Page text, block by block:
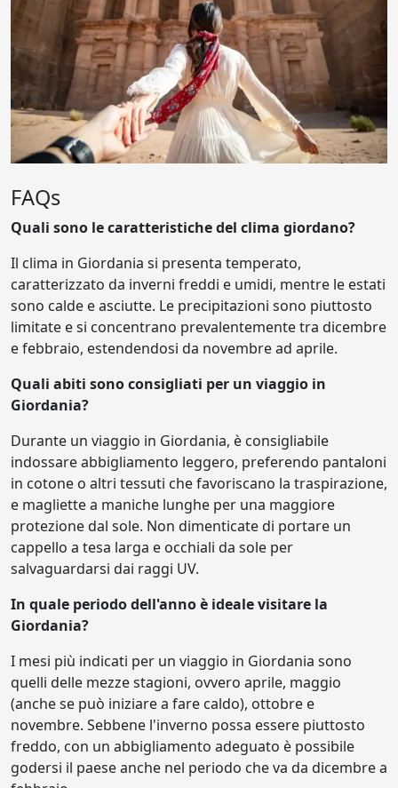
FAQs
Quali sono le caratteristiche del clima giordano?
Il clima in Giordania si presenta temperato,
caratterizzato da inverni freddi e umidi, mentre le estati
sono calde e asciutte. Le precipitazioni sono piuttosto
limitate e si concentrano prevalentemente tra dicembre
e febbraio, estendendosi da novembre ad aprile.
Quali abiti sono consigliati per un viaggio in
Giordania?
Durante un viaggio in Giordania, è consigliabile
indossare abbigliamento leggero, preferendo pantaloni
in cotone o altri tessuti che favoriscano la traspirazione,
e magliette a maniche lunghe per una maggiore
protezione dal sole. Non dimenticate di portare un
cappello a tesa larga e occhiali da sole per
salvaguardarsi dai raggi UV.
In quale periodo dell'anno è ideale visitare la
Giordania?
I mesi più indicati per un viaggio in Giordania sono
quelli delle mezze stagioni, ovvero aprile, maggio
(anche se può iniziare a fare caldo), ottobre e
novembre. Sebbene l'inverno possa essere piuttosto
freddo, con un abbigliamento adeguato è possibile
godersi il paese anche nel periodo che va da dicembre a